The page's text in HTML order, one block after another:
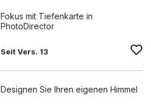
Fokus mit Tiefenkarte in
PhotoDirector
Seit Vers. 13
Designen Sie Ihren eigenen Himmel